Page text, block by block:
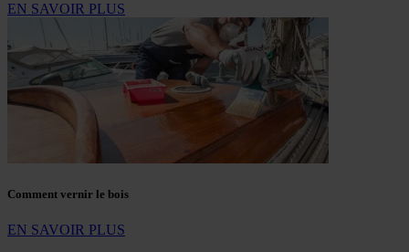
EN SAVOIR PLUS
Comment vernir le bois
EN SAVOIR PLUS